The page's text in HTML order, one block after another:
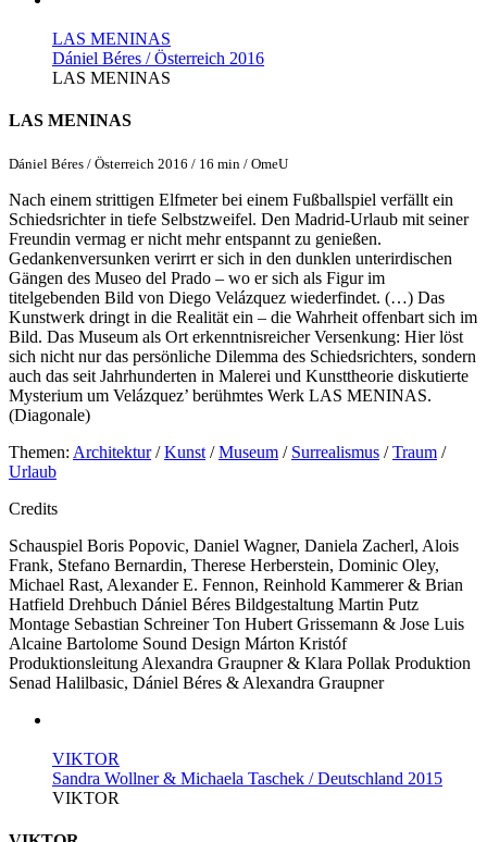
LAS MENINAS
Dániel Béres / Österreich 2016
LAS MENINAS
LAS MENINAS
Dániel Béres / Österreich 2016 / 16 min / OmeU
Nach einem strittigen Elfmeter bei einem Fußballspiel verfällt ein
Schiedsrichter in tiefe Selbstzweifel. Den Madrid-Urlaub mit seiner
Freundin vermag er nicht mehr entspannt zu genießen.
Gedankenversunken verirrt er sich in den dunklen unterirdischen
Gängen des Museo del Prado – wo er sich als Figur im
titelgebenden Bild von Diego Velázquez wiederfindet. (…) Das
Kunstwerk dringt in die Realität ein – die Wahrheit offenbart sich im
Bild. Das Museum als Ort erkenntnisreicher Versenkung: Hier löst
sich nicht nur das persönliche Dilemma des Schiedsrichters, sondern
auch das seit Jahrhunderten in Malerei und Kunsttheorie diskutierte
Mysterium um Velázquez’ berühmtes Werk LAS MENINAS.
(Diagonale)
Themen: Architektur/Kunst /Museum / Surrealismus /Traum /
Urlaub
Credits
Schauspiel Boris Popovic, Daniel Wagner, Daniela Zacherl, Alois
Frank, Stefano Bernardin, Therese Herberstein, Dominic Oley,
Michael Rast, Alexander E. Fennon, Reinhold Kammerer & Brian
Hatfield Drehbuch Dániel Béres Bildgestaltung Martin Putz
Montage Sebastian Schreiner Ton Hubert Grissemann & Jose Luis
Alcaine Bartolome Sound Design Márton Kristóf
Produktionsleitung Alexandra Graupner & Klara Pollak Produktion
Senad Halilbasic, Dániel Béres & Alexandra Graupner
VIKTOR
Sandra Wollner & Michaela Taschek / Deutschland 2015
VIKTOR